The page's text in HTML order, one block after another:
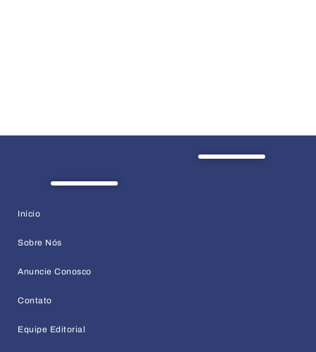
Início
Sobre Nós
Anuncie Conosco
Contato
Equipe Editorial